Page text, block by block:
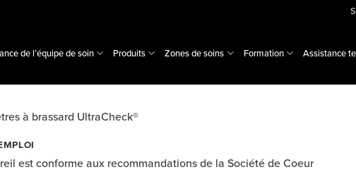
de l’équipe de soin Produits Zones de soins Formation Assistance
à brassard UltraCheck®
est conforme aux recommandations de la Société de Coeur